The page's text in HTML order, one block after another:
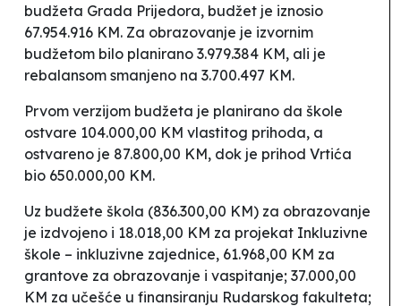
budžeta Grada Prijedora, budžet je iznosio
67.954.916 KM. Za obrazovanje je izvornim
budžetom bilo planirano 3.979.384 KM, ali je
rebalansom smanjeno na 3.700.497 KM.
Prvom verzijom budžeta je planirano da škole
ostvare 104.000,00 KM vlastitog prihoda, a
ostvareno je 87.800,00 KM, dok je prihod Vrtića
bio 650.000,00 KM.
Uz budžete škola (836.300,00 KM) za obrazovanje
je izdvojeno i 18.018,00 KM za projekat Inkluzivne
škole – inkluzivne zajednice, 61.968,00 KM za
grantove za obrazovanje i vaspitanje; 37.000,00
KM za učešće u finansiranju Rudarskog fakulteta;